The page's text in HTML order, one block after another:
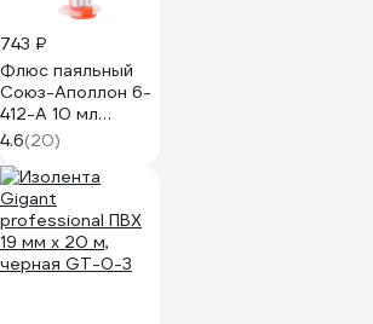
743 ₽
Флюс паяльный
Союз-Аполлон 6-
412-А 10 мл
ELEMENT 17648
4.6(20)